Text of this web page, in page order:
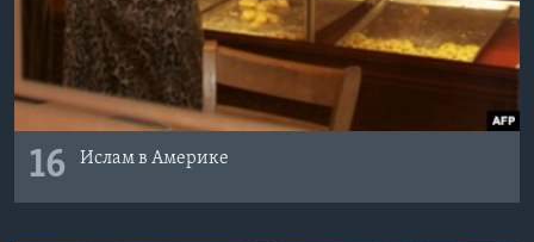
16 Ислам в Америке